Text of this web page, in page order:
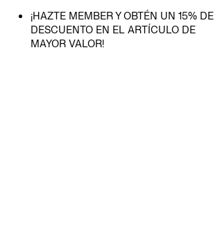
¡HAZTE MEMBER Y OBTÉN UN 15% DE
DESCUENTO EN EL ARTÍCULO DE
MAYOR VALOR!